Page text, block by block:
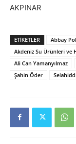
AKPINAR
ETIKETLER
Abbay
Akdeniz Su Ürünleri ve
Ali Can Yamanyılmaz
Şahin Öder